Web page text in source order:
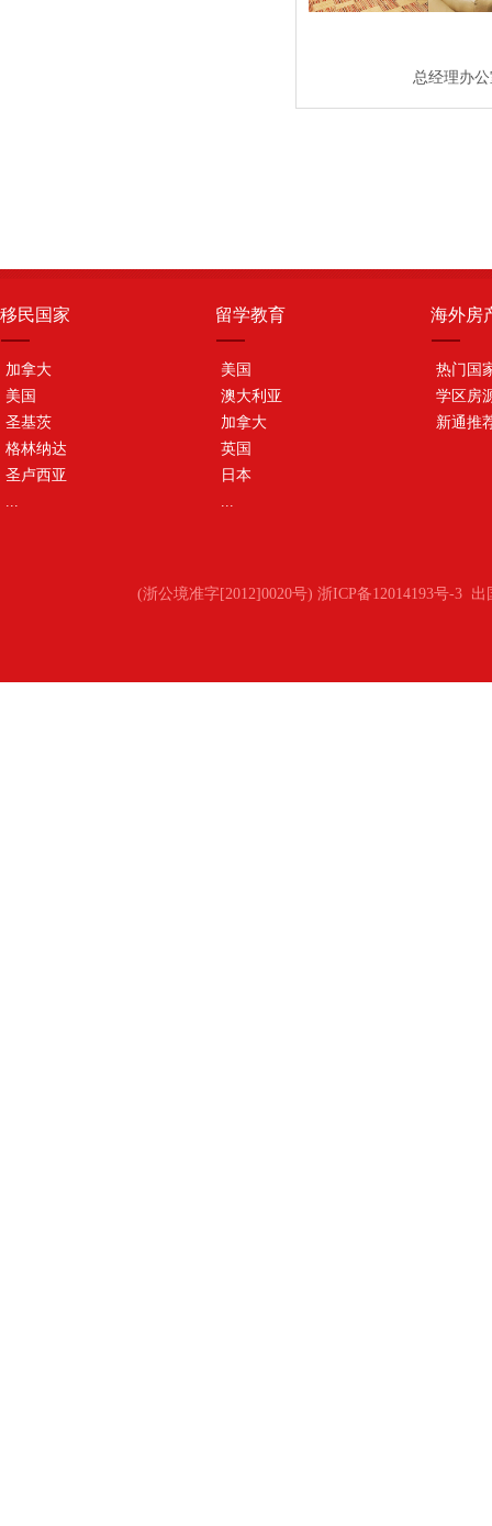
总经理办
移民国家
加拿大
美国
圣基茨
格林纳达
圣卢西亚
...
留学教育
美国
澳大利亚
加拿大
英国
日本
...
海外房
热门国
学区房
新通推
(浙公境准字[2012]0020号) 浙ICP备12014193号-3 出